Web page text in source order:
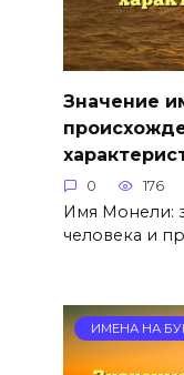
Значение
0 176
Имя Монели:
человека и
ИМЕНА НА